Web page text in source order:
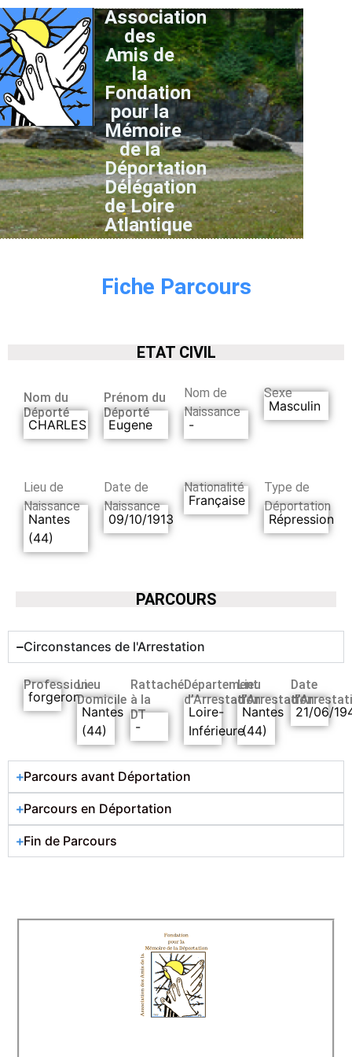
Association
des
Amis de
la
Fondation
pour la
Mémoire
de la
Déportation
Délégation
de Loire
Atlantique
Fiche Parcours
ETAT CIVIL
Nom du
Déporté
CHARLES
Prénom du
Déporté
Eugene
Nom de
Naissance
-
Sexe
Masculin
Lieu de
Naissance
Nantes
(44)
Date de
Naissance
09/10/1913
Nationalité
Française
Type de
Déportation
Répression
PARCOURS
Circonstances de l'Arrestation
Profession
forgeron
Lieu
Domicile
Nantes
(44)
Rattaché
à la
DT
-
Département
d’Arrestation
Loire-
Inférieure
Lieu
d’Arrestation
Nantes
(44)
Date
21/06/
Parcours avant Déportation
Parcours en Déportation
Fin de Parcours